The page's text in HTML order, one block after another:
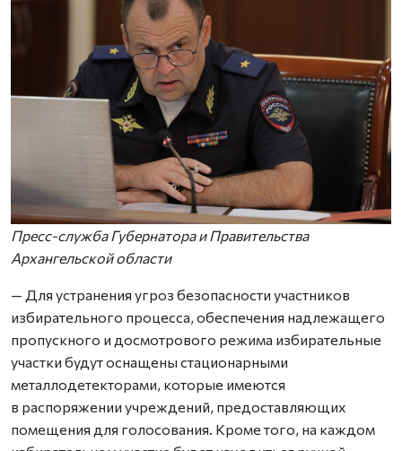
Пресс-служба Губернатора и Правительства
Архангельской области
— Для устранения угроз безопасности участников
избирательного процесса, обеспечения надлежащего
пропускного и досмотрового режима избирательные
участки будут оснащены стационарными
металлодетекторами, которые имеются
в распоряжении учреждений, предоставляющих
помещения для голосования. Кроме того, на каждом